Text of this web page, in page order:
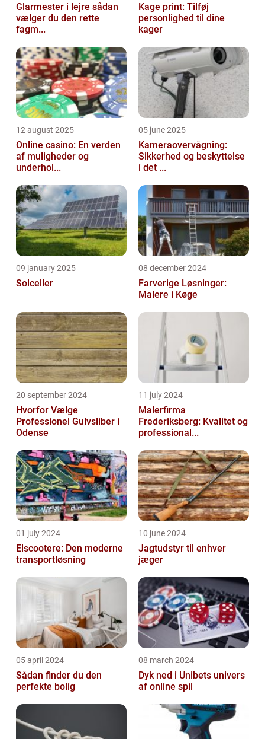
Glarmester i lejre sådan
vælger du den rette
fagm...
Kage print: Tilføj
personlighed til dine
kager
12 august 2025
Online casino: En verden
af muligheder og
underhol...
05 june 2025
Kameraovervågning:
Sikkerhed og beskyttelse
i det ...
09 january 2025
Solceller
08 december 2024
Farverige Løsninger:
Malere i Køge
20 september 2024
Hvorfor Vælge
Professionel Gulvsliber i
Odense
11 july 2024
Malerfirma
Frederiksberg: Kvalitet og
professional...
01 july 2024
Elscootere: Den moderne
transportløsning
10 june 2024
Jagtudstyr til enhver
jæger
05 april 2024
Sådan finder du den
perfekte bolig
08 march 2024
Dyk ned i Unibets univers
af online spil